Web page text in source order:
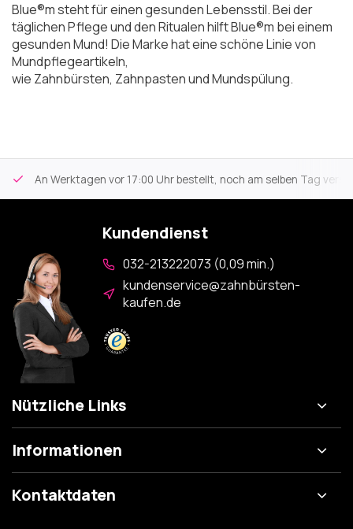
Blue®m steht für einen gesunden Lebensstil. Bei der
täglichen Pflege und den Ritualen hilft Blue®m bei einem
gesunden Mund! Die Marke hat eine schöne Linie von
Mundpflegeartikeln,
wie Zahnbürsten, Zahnpasten und Mundspülung.
An Werktagen vor 17:00 Uhr bestellt, noch am selben Tag
Kundendienst
032-213222073 (0,09 min.)
kundenservice@zahnbürsten-
kaufen.de
Nützliche Links
Informationen
Kontaktdaten